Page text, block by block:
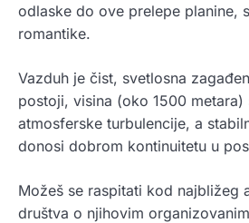
odlaske do ove prelepe planine,
romantike.
Vazduh je čist, svetlosna
postoji, visina (oko 1500 metara)
atmosferske turbulencije, a
donosi dobrom kontinuitetu u
Možeš se raspitati kod najbližeg
društva o njihovim